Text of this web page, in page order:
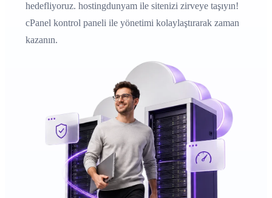
hedefliyoruz. hostingdunyam ile sitenizi zirveye taşıyın!
cPanel kontrol paneli ile yönetimi kolaylaştırarak zaman
kazanın.